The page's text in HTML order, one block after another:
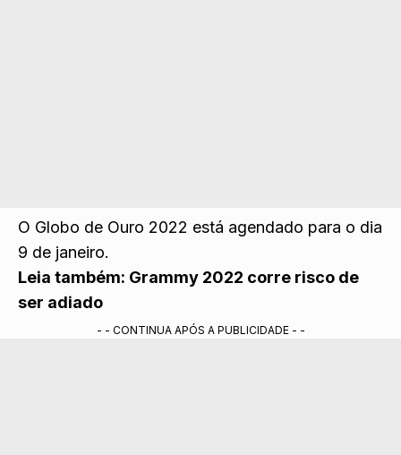
O Globo de Ouro 2022 está agendado para o dia
9 de janeiro.
Leia também: Grammy 2022 corre risco de
ser adiado
- - CONTINUA APÓS A PUBLICIDADE - -